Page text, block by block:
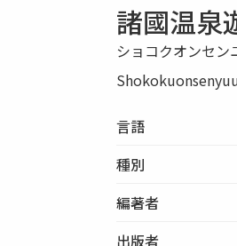
諸國温
ショコクオンセ
言語
種別
編著者
出版者